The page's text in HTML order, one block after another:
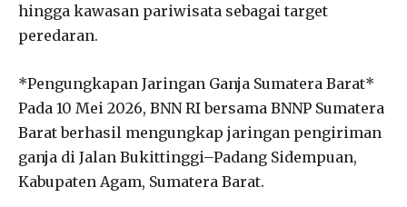
hingga kawasan pariwisata sebagai target
peredaran.
*Pengungkapan Jaringan Ganja Sumatera Barat*
Pada 10 Mei 2026, BNN RI bersama BNNP Sumatera
Barat berhasil mengungkap jaringan pengiriman
ganja di Jalan Bukittinggi–Padang Sidempuan,
Kabupaten Agam, Sumatera Barat.